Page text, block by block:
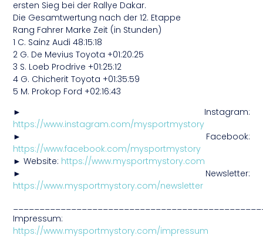
ersten Sieg bei der Rallye Dakar.
Die Gesamtwertung nach der 12. Etappe
Rang Fahrer Marke Zeit (in Stunden)
1 C. Sainz Audi 48:15:18
2 G. De Mevius Toyota +01:20:25
3 S. Loeb Prodrive +01:25:12
4 G. Chicherit Toyota +01:35:59
5 M. Prokop Ford +02:16:43
► Instagram:
https://www.instagram.com/mysportmystory
► Facebook:
https://www.facebook.com/mysportmystory
► Website: https://www.mysportmystory.com
► Newsletter:
https://www.mysportmystory.com/newsletter
Impressum:
https://www.mysportmystory.com/impressum